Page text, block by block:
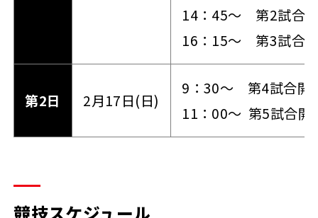
14：45～ 第2試合
16：15～ 第3試合
第2日 2月17日(日)
9：30～ 第4試合開
11：00～ 第5試合
競技スケジュール